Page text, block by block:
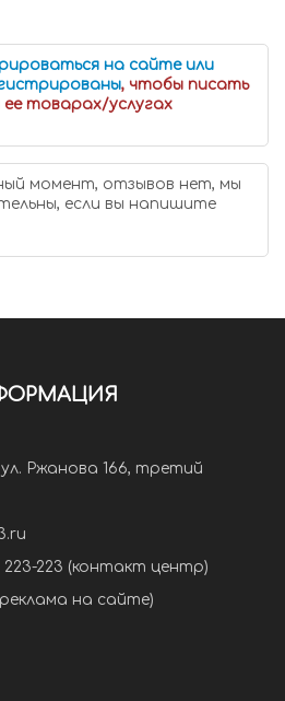
на сайте или
, чтобы писать
товарах/услугах
момент, отзывов нет, мы
если вы напишите
Ржанова 166, третий
223-223 (контакт центр)
на сайте)